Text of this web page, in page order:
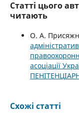
Статті цього
читають
О. А.
асоціації
Схожі статті